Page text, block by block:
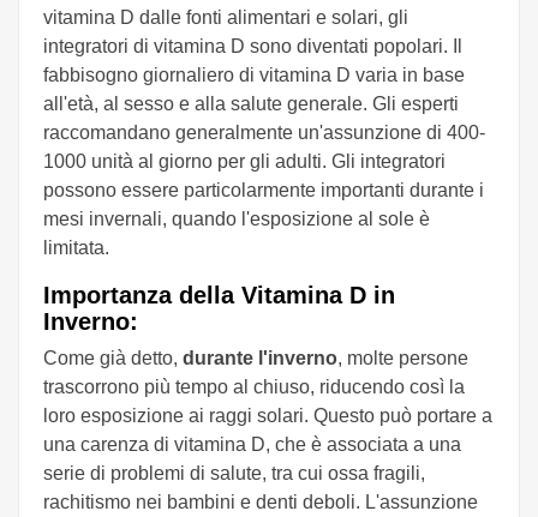
vitamina D dalle fonti alimentari e solari, gli
integratori di vitamina D sono diventati popolari. Il
fabbisogno giornaliero di vitamina D varia in base
all'età, al sesso e alla salute generale. Gli esperti
raccomandano generalmente un'assunzione di 400-
1000 unità al giorno per gli adulti. Gli integratori
possono essere particolarmente importanti durante i
mesi invernali, quando l'esposizione al sole è
limitata.
Importanza della Vitamina D in
Inverno:
Come già detto, durante l'inverno, molte persone
trascorrono più tempo al chiuso, riducendo così la
loro esposizione ai raggi solari. Questo può portare a
una carenza di vitamina D, che è associata a una
serie di problemi di salute, tra cui ossa fragili,
rachitismo nei bambini e denti deboli. L'assunzione